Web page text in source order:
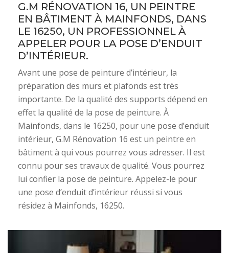
G.M RÉNOVATION 16, UN PEINTRE
EN BÂTIMENT À MAINFONDS, DANS
LE 16250, UN PROFESSIONNEL À
APPELER POUR LA POSE D’ENDUIT
D’INTÉRIEUR.
Avant une pose de peinture d’intérieur, la
préparation des murs et plafonds est très
importante. De la qualité des supports dépend en
effet la qualité de la pose de peinture. À
Mainfonds, dans le 16250, pour une pose d’enduit
intérieur, G.M Rénovation 16 est un peintre en
bâtiment à qui vous pourrez vous adresser. Il est
connu pour ses travaux de qualité. Vous pourrez
lui confier la pose de peinture. Appelez-le pour
une pose d’enduit d’intérieur réussi si vous
résidez à Mainfonds, 16250.